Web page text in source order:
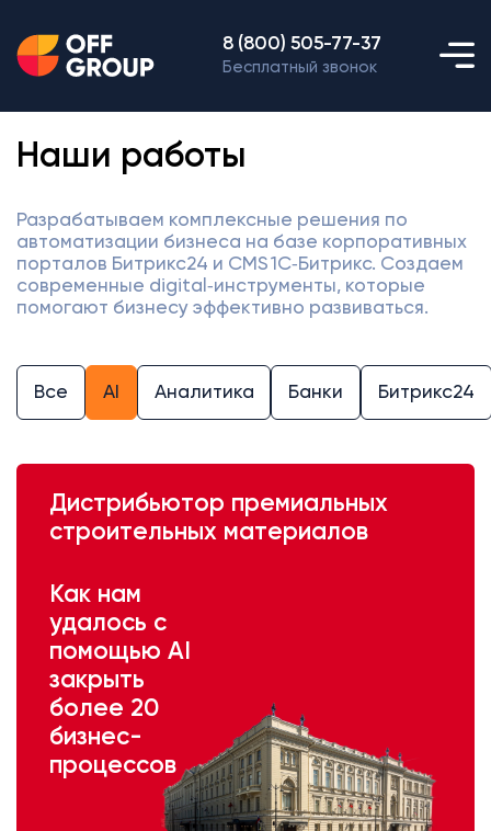
8 (800) 505-77-37
Бесплатный звонок
Наши работы
Разрабатываем комплексные решения по
автоматизации бизнеса на базе корпоративных
порталов Битрикс24 и CMS 1С‑Битрикс. Создаем
современные digital‑инструменты, которые
помогают бизнесу эффективно развиваться.
Все AI Аналитика Банки Битрикс24
Дистрибьютор премиальных
строительных материалов
Как нам
удалось с
помощью AI
закрыть
более 20
бизнес-
процессов